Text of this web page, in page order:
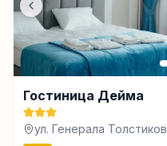
Гостиница Дейма
ул. Генерала